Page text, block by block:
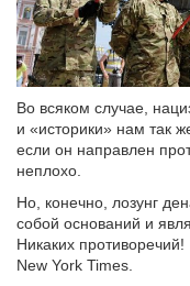
Во всяком случае,
и «историки» нам так
если он направлен
неплохо.
Но, конечно, лозунг
собой оснований и
Никаких
New York Times.